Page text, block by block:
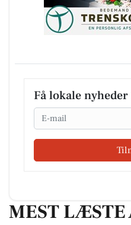
Få lokale nyheder
Email
MEST